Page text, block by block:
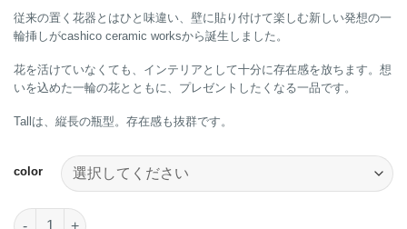
従来の置く花器とはひと味違い、壁に貼り付けて楽しむ新しい発想の一
輪挿しがcashico ceramic worksから誕生しました。
花を活けていなくても、インテリアとして十分に存在感を放ちます。想
いを込めた一輪の花とともに、プレゼントしたくなる一品です。
Tallは、縦長の瓶型。存在感も抜群です。
color
cashicoIn Your ShelfTall個